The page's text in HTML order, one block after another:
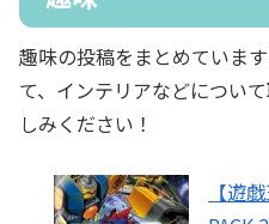
趣味の投稿をまとめていま
て、インテリアなどについ
しみください！
【遊